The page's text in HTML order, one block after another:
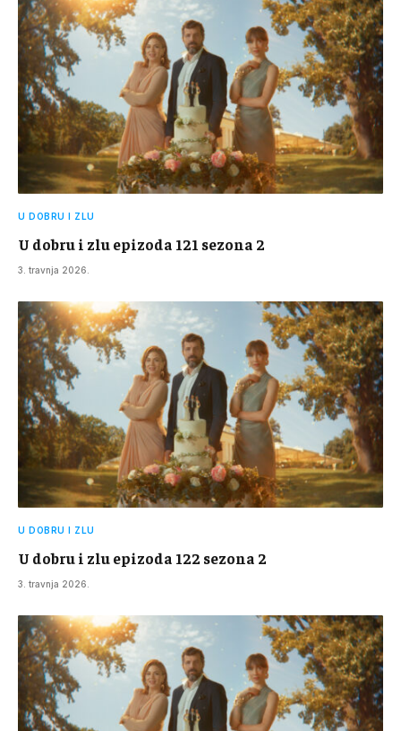
U DOBRU I ZLU
U dobru i zlu epizoda 121 sezona 2
3. travnja 2026.
U DOBRU I ZLU
U dobru i zlu epizoda 122 sezona 2
3. travnja 2026.